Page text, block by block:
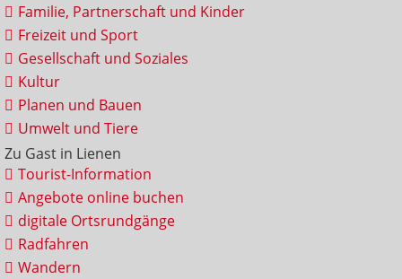
Familie, Partnerschaft und Kinder
Freizeit und Sport
Gesellschaft und Soziales
Kultur
Planen und Bauen
Umwelt und Tiere
Zu Gast in Lienen
Tourist-Information
Angebote online buchen
digitale Ortsrundgänge
Radfahren
Wandern